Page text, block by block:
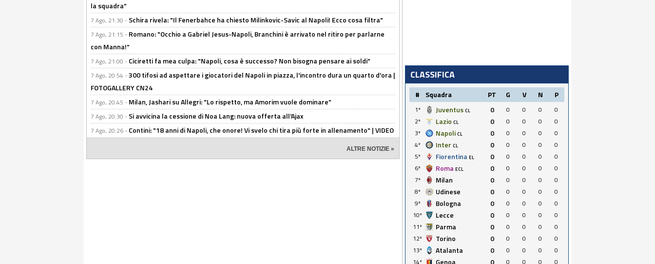
la squadra"
7 Ago, 21:30 - Schira rivela: "Il Fenerbahce ha chiesto Milinkovic-Savic al Napoli! Ecco cosa filtra"
7 Ago, 21:15 - Romano: "Occhio a Gabriel Jesus-Napoli, Branchini è arrivato nel ritiro per parlarne
con Manna!"
7 Ago, 21:00 - Ciciretti fa mea culpa: "Napoli, cosa è successo? Non bisogna pensare ai soldi"
7 Ago, 20:54 -300 tifosi ad aspettare i giocatori del Napoli in piazza, l'incontro dura un quarto d'ora |
FOTOGALLERY CN24
7 Ago, 20:45 - Milan, Jashari su Allegri: "Lo rispetto, ma Amorim vuole dominare"
7 Ago, 20:30 - Si avvicina la cessione di Noa Lang: nuova offerta all'Ajax
7 Ago, 20:26 - Contini: "18 anni di Napoli, che onore! Vi svelo chi tira più forte in allenamento" | VIDEO
ALTRE NOTIZIE »
CLASSIFICA
# Squadra PT G V N P
1º Juventus CL 0 0 0 0
0
2º
Lazio CL 0 0 0 0
0
3º
Napoli CL 0 0 0 0
0
4º
Inter CL 0 0 0 0
0
5º
Fiorentina EL 0 0 0 0
0
6º
Roma ECL 0 0 0 0
0
7º
Milan 0 0 0 0
0
8º
Udinese 0 0 0 0
0
9º
Bologna 0 0 0 0
0
10º
Lecce 0 0 0 0
0
11º
Parma 0 0 0 0
0
12º
Torino 0 0 0 0
0
13º
Atalanta 0 0 0 0
0
14º
Genoa 0 0 0 0 0